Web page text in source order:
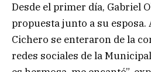
Desde el primer día, Gabriel
propuesta junto a su esposa.
Cichero se enteraron de la
redes sociales de la